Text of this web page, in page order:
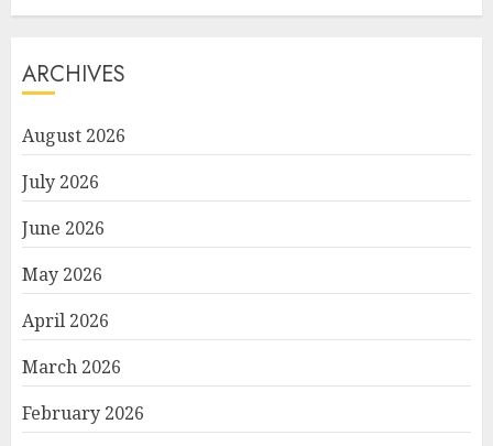
ARCHIVES
August 2026
July 2026
June 2026
May 2026
April 2026
March 2026
February 2026